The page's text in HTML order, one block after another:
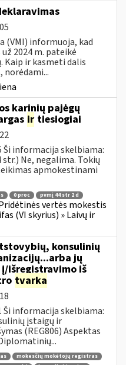
(VMI) informuoja, kad
2024 m. pateikė
Kaip ir kasmeti dalis
norėdami...
karinių pajėgų
ir tiesiogiai
Ši informacija skelbiama:
Ne, negalima. Tokių
apmokestinami
0 proc pvmį 44 str 2 d
vertės mokestis
(VI skyrius) » Laivų ir
konsulinių
jų
išregistravimo iš
tvarka
Ši informacija skelbiama:
įstaigų ir
(REG806) Aspektas
mokesčių mokėtojų registras